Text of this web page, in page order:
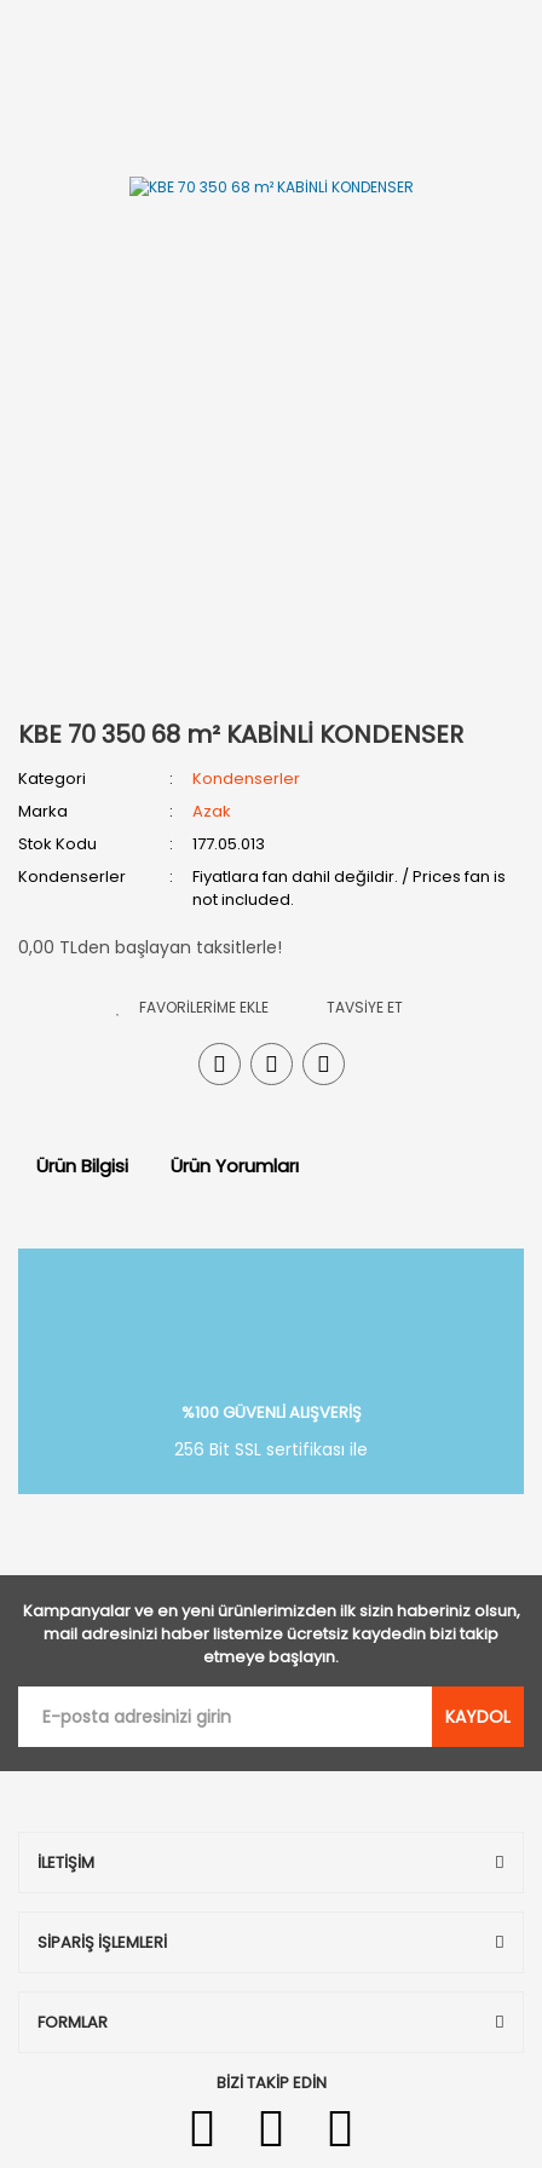
KBE 70 350 68 m² KABİNLİ KONDENSER
Kategori
Kondenserler
Marka
Azak
Stok Kodu
177.05.013
Kondenserler
Fiyatlara fan dahil değildir. / Prices fan is
not included.
0,00 TLden başlayan taksitlerle!
TAVSİYE ET
Ürün Bilgisi Ürün Yorumları
%100 GÜVENLİ ALIŞVERİŞ
256 Bit SSL sertifikası ile
Kampanyalar ve en yeni ürünlerimizden ilk sizin haberiniz olsun,
mail adresinizi haber listemize ücretsiz kaydedin bizi takip
etmeye başlayın.
KAYDOL
İLETİŞİM
SİPARİŞ İŞLEMLERİ
FORMLAR
BİZİ TAKİP EDİN